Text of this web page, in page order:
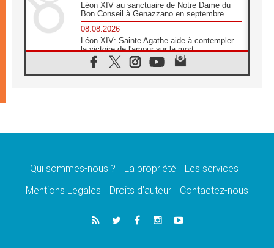
Léon XIV au sanctuaire de Notre Dame du
Bon Conseil à Genazzano en septembre
08.08.2026
Léon XIV: Sainte Agathe aide à contempler
la victoire de l'amour sur la mort
08.08.2026
«Relancer l'empathie», le projet Triennal d'art
08.08.2026
07.08.2026
Calapan devient un diocèse
Congo-Brazzaville: le 15 août, entre solennité
de l'Assomption et mémoire nationale
Qui sommes-nous ? La propriété
Les services
Mentions Legales
Droits d’auteur Contactez-nous